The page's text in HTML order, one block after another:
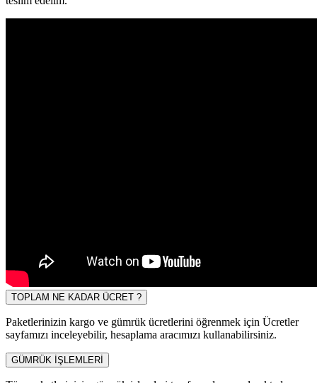
TOPLAM NE KADAR ÜCRET ?
Paketlerinizin kargo ve gümrük ücretlerini öğrenmek için Ücretler
sayfamızı inceleyebilir, hesaplama aracımızı kullanabilirsiniz.
GÜMRÜK İŞLEMLERİ